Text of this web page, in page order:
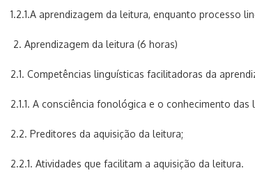
1.2.1.A aprendizagem da leitura, enquanto processo
2. Aprendizagem da leitura (6 horas)
2.1. Competências linguísticas facilitadoras da
2.1.1. A consciência fonológica e o conhecimento das
2.2. Preditores da aquisição da leitura;
2.2.1. Atividades que facilitam a aquisição da leitura.